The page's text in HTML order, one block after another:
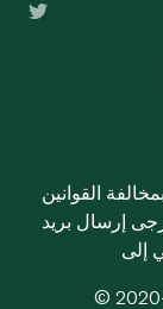
القوانين
إرسال بريد